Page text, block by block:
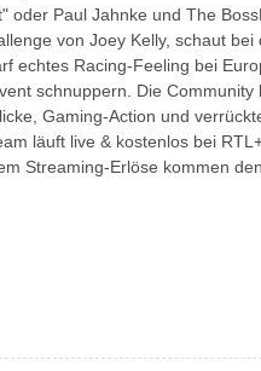
oder Paul Jahnke und The
von Joey Kelly, schaut
echtes Racing-Feeling bei
schnuppern. Die Community
Gaming-Action und
läuft live & kostenlos bei
Streaming-Erlöse kommen